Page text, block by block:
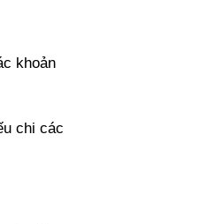
khoản
chi các